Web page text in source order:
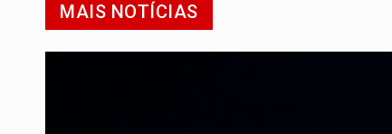
MAIS NOTÍCIAS